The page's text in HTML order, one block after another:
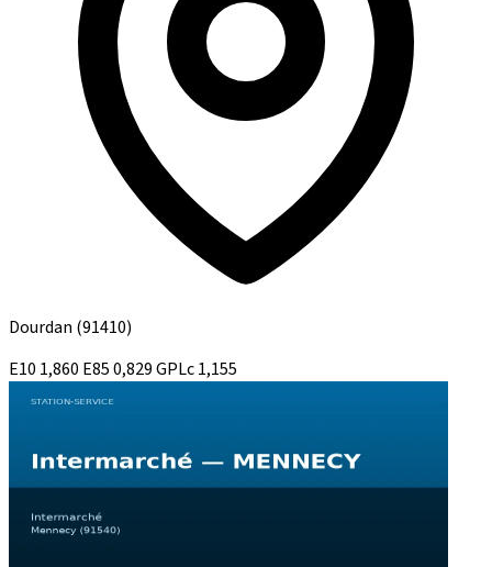
Dourdan (91410)
E10 1,860 E850,829GPLc1,155